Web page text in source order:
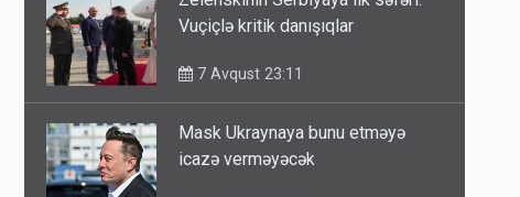
Vuçiçlə kritik danışıqlar
7 Avqust 23:11
Mask Ukraynaya bunu etməyə
icazə verməyəcək